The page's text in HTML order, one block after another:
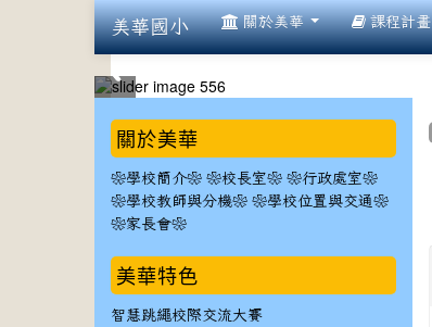
美華國小 關於美華 課程計畫
::: 關於美華
❀學校簡介❀ ❀校長室❀ ❀行政處室❀
❀學校教師與分機❀ ❀學校位置與交通❀
❀家長會❀
美華特色
智慧跳繩校際交流大賽